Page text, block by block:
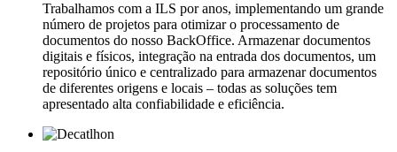
Trabalhamos com a ILS por anos, implementando um grande
número de projetos para otimizar o processamento de
documentos do nosso BackOffice. Armazenar documentos
digitais e físicos, integração na entrada dos documentos, um
repositório único e centralizado para armazenar documentos
de diferentes origens e locais – todas as soluções tem
apresentado alta confiabilidade e eficiência.